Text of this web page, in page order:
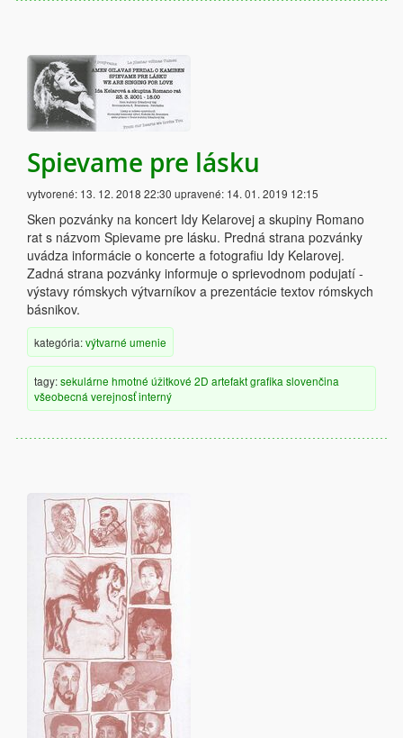
Spievame pre lásku
vytvorené: 13. 12. 2018 22:30 upravené: 14. 01. 2019 12:15
Sken pozvánky na koncert Idy Kelarovej a skupiny Romano
rat s názvom Spievame pre lásku. Predná strana pozvánky
uvádza informácie o koncerte a fotografiu Idy Kelarovej.
Zadná strana pozvánky informuje o sprievodnom podujatí -
výstavy rómskych výtvarníkov a prezentácie textov rómskych
básnikov.
kategória:výtvarné umenie
tagy:sekulárne hmotné úžitkové 2D artefaktgrafika slovenčina
všeobecná verejnosťinterný